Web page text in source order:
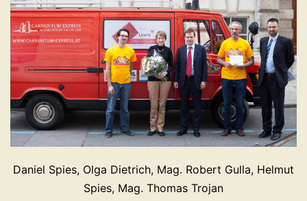
Daniel Spies, Olga Dietrich, Mag. Robert Gulla, Helmut
Spies, Mag. Thomas Trojan